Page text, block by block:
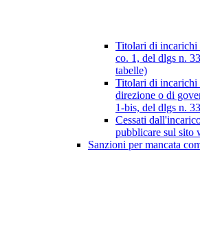
Titolari di
co. 1, del dlgs n.
tabelle)
Titolari di incarichi
direzione o di
1-bis, del dlgs n.
Cessati
pubblicare sul sito
Sanzioni per mancata